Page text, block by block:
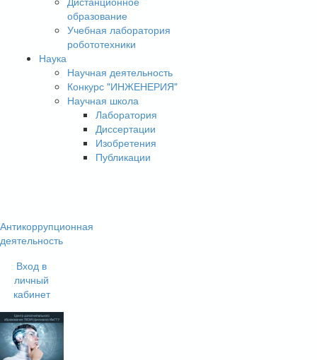
образование
Учебная лаборатория
робототехники
Наука
Научная деятельность
Конкурс "ИНЖЕНЕРИЯ"
Научная школа
Лаборатория
Диссертации
Изобретения
Публикации
Антикоррупционная
деятельность
Вход в
личный
кабинет